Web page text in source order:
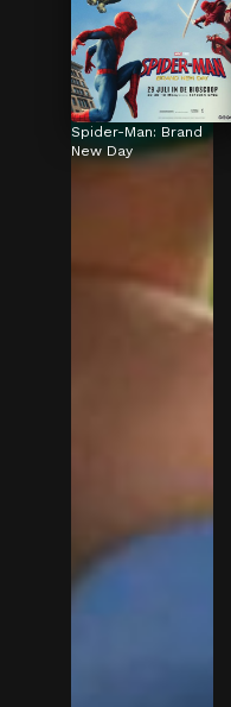
Spider-Man: Brand
New Day